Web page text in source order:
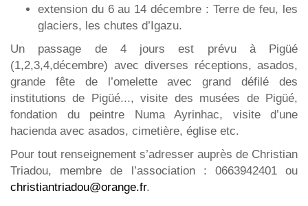
extension du 6 au 14 décembre : Terre de feu, les
glaciers, les chutes d’Igazu.
Un passage de 4 jours est prévu à Pigüé
(1,2,3,4,décembre) avec diverses réceptions, asados,
grande fête de l’omelette avec grand défilé des
institutions de Pigüé..., visite des musées de Pigüé,
fondation du peintre Numa Ayrinhac, visite d’une
hacienda avec asados, cimetière, église etc.
Pour tout renseignement s’adresser auprès de Christian
Triadou, membre de l’association : 0663942401 ou
christiantriadou@orange.fr.